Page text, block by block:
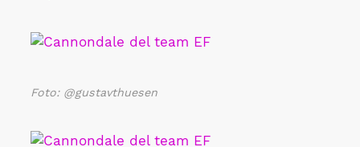
Foto: @gustavthuesen